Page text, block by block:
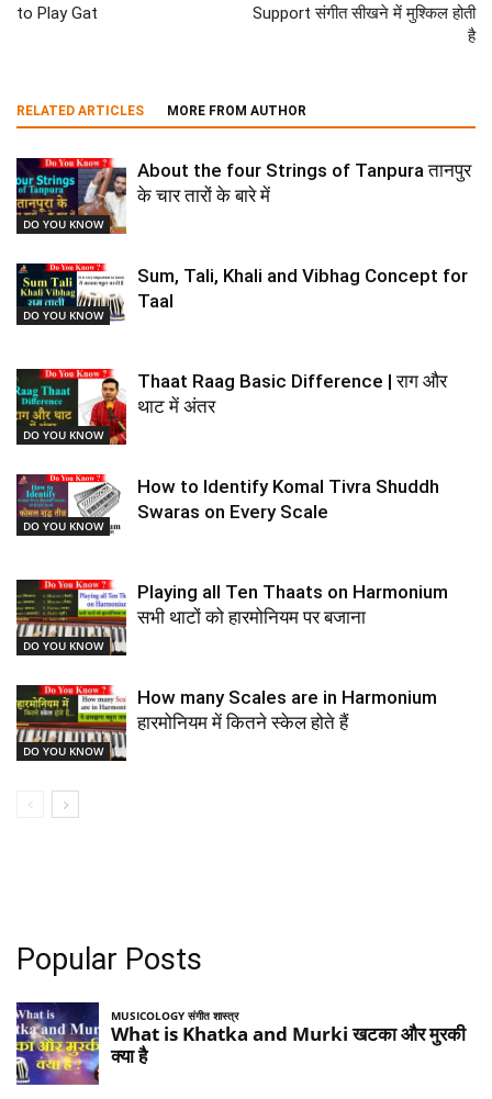
to Play Gat
Support संगीत सीखने में मुश्किल होती
है
RELATED ARTICLES MORE FROM AUTHOR
DO YOU KNOW
About the four Strings of Tanpura तानपुर
के चार तारों के बारे में
DO YOU KNOW
Sum, Tali, Khali and Vibhag Concept for
Taal
DO YOU KNOW
Thaat Raag Basic Difference | राग और
थाट में अंतर
DO YOU KNOW
How to Identify Komal Tivra Shuddh
Swaras on Every Scale
DO YOU KNOW
Playing all Ten Thaats on Harmonium
सभी थाटों को हारमोनियम पर बजाना
DO YOU KNOW
How many Scales are in Harmonium
हारमोनियम में कितने स्केल होते हैं
Popular Posts